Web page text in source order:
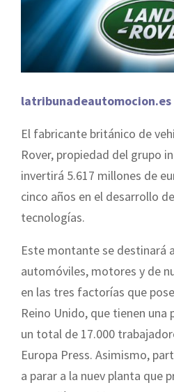
latribunadeautomocion.es
El fabricante británico de
Rover, propiedad del grupo
invertirá 5.617 millones de
cinco años en el desarrollo
tecnologías.
Este montante se destinará
automóviles, motores y de
en las tres factorías que
Reino Unido, que tienen
un total de 17.000
Europa Press. Asimismo,
a parar a la nuev planta que